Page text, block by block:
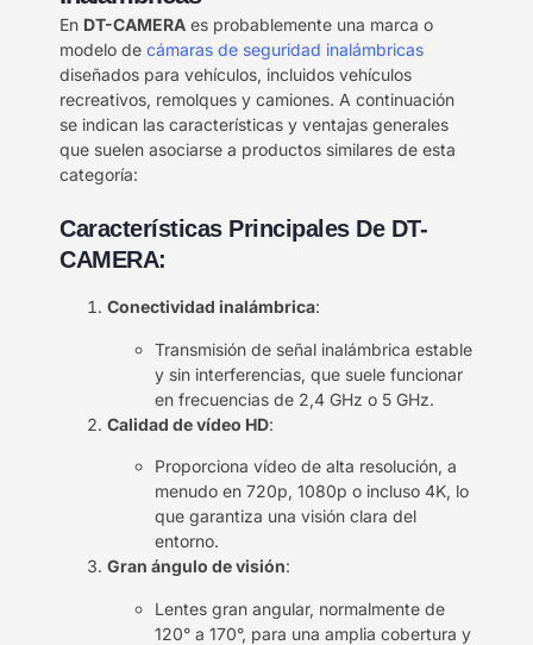
En DT-CAMERA es probablemente una marca o
modelo de cámaras de seguridad inalámbricas
diseñados para vehículos, incluidos vehículos
recreativos, remolques y camiones. A continuación
se indican las características y ventajas generales
que suelen asociarse a productos similares de esta
categoría:
Características Principales De DT-
CAMERA:
Conectividad inalámbrica:
Transmisión de señal inalámbrica estable
y sin interferencias, que suele funcionar
en frecuencias de 2,4 GHz o 5 GHz.
Calidad de vídeo HD:
Proporciona vídeo de alta resolución, a
menudo en 720p, 1080p o incluso 4K, lo
que garantiza una visión clara del
entorno.
Gran ángulo de visión:
Lentes gran angular, normalmente de
120° a 170°, para una amplia cobertura y